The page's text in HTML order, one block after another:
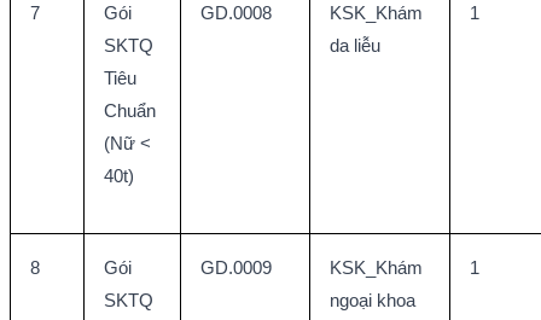
7
Gói
SKTQ
Tiêu
Chuẩn
(Nữ <
40t)
GD.0008
KSK_Khám
da liễu
1
8
Gói
SKTQ
GD.0009
KSK_Khám
ngoại khoa
1